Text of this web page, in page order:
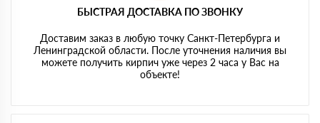
БЫСТРАЯ ДОСТАВКА ПО ЗВОНКУ
Доставим заказ в любую точку Санкт-Петербурга и
Ленинградской области. После уточнения наличия вы
можете получить кирпич уже через 2 часа у Вас на
объекте!